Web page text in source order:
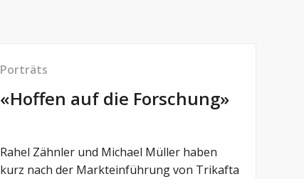
Porträts
«Hoffen auf die Forschung»
Rahel Zähnler und Michael Müller haben
kurz nach der Markteinführung von Trikafta